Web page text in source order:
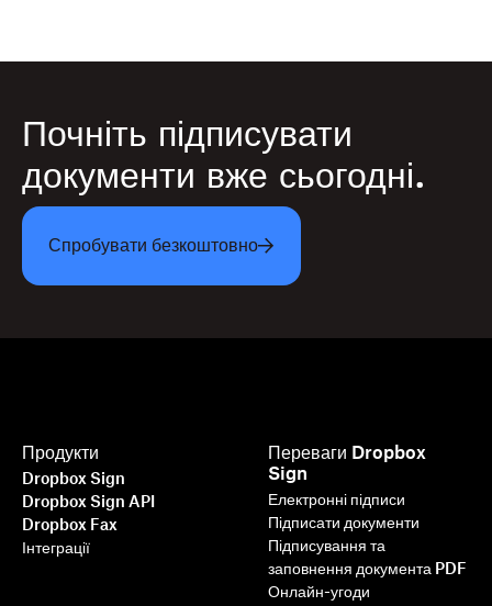
Почніть підписувати
документи вже сьогодні.
Спробувати безкоштовно
Продукти
Dropbox Sign
Dropbox Sign API
Dropbox Fax
Інтеграції
Переваги Dropbox
Sign
Електронні підписи
Підписати документи
Підписування та
заповнення документа PDF
Онлайн-угоди